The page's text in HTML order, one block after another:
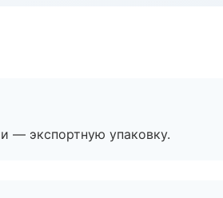
— экспортную упаковку.